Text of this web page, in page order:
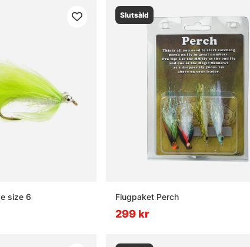
size 6
Slutsåld
Flugpaket Perch
299 kr